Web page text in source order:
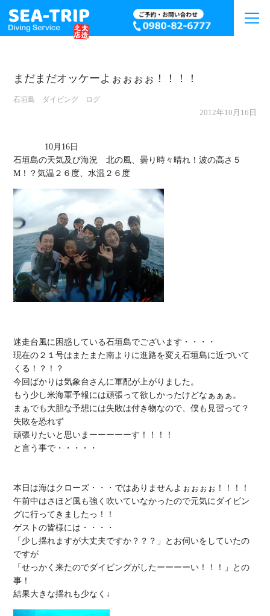
まだまだオッケーよぉぉぉぉ！！！！
石垣島 ダイビング ログ
2012年10月16日
石垣島の天気及び海況　北の風、曇り時々晴れ！波の高さ５
迷走台風に困惑している石垣島でございます・・・・
現在の２１号はまたまた南よりに進路を変え石垣島に近づいて
くる！？！？
今回ばかりは気象台さんに軍配が上がりました。
もう少し米海軍予報には頑張って欲しかったけどなぁぁぁ。
まぁでも大胆な予想には失敗は付き物なので、僕も見習って？
失敗を恐れず
頑張りたいと思いまーーーーーす！！！！
と言う事で・・・・・
本日は海はクローズ・・・ではありませんよぉぉぉぉ！！！！
午前中はさほど風も強く吹いていなかったので元気にダイビン
グに行ってきましたっ！！
ゲストの皆様には・・・・
「少し揺れますが大丈夫ですか？？？」とお伺いをしていたの
ですが
「せっかく来たのでダイビングがしたーーーーい！！！」との
事！